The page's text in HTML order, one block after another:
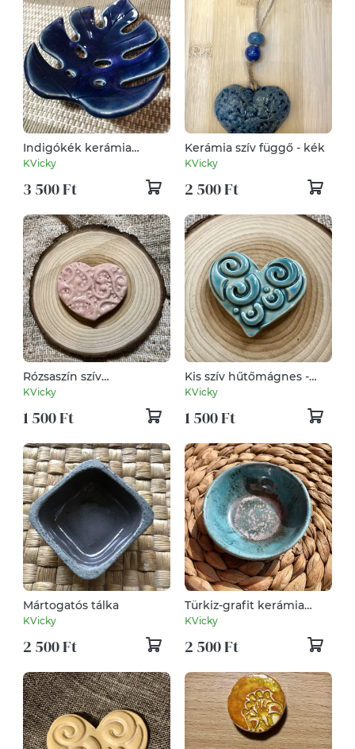
Indigókék kerámia
szappantartó
KVicky
3 500 Ft
Kerámia szív függő - kék
KVicky
2 500 Ft
Rózsaszín szív
hűtőmagnes
KVicky
1 500 Ft
Kis szív hűtőmágnes -
türkiz
KVicky
1 500 Ft
Mártogatós tálka
KVicky
2 500 Ft
Türkiz-grafit kerámia
tálka
KVicky
2 500 Ft